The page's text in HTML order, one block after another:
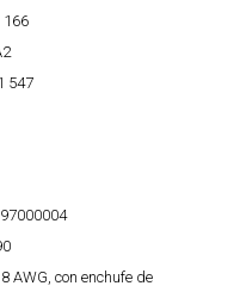
166
547
97000004
AWG, con enchufe de